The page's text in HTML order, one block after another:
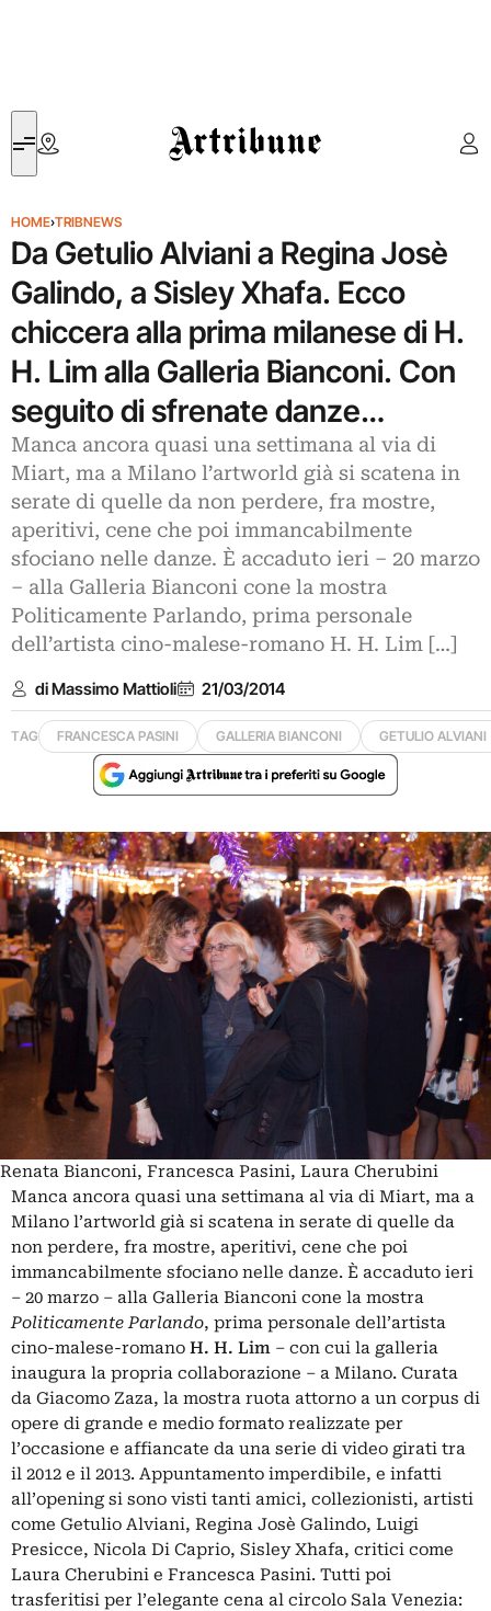
Artribune
HOME›TRIBNEWS
Da Getulio Alviani a Regina Josè
Galindo, a Sisley Xhafa. Ecco
chiccera alla prima milanese di H.
H. Lim alla Galleria Bianconi. Con
seguito di sfrenate danze…
Manca ancora quasi una settimana al via di
Miart, ma a Milano l’artworld già si scatena in
serate di quelle da non perdere, fra mostre,
aperitivi, cene che poi immancabilmente
sfociano nelle danze. È accaduto ieri – 20 marzo
– alla Galleria Bianconi cone la mostra
Politicamente Parlando, prima personale
dell’artista cino-malese-romano H. H. Lim […]
di Massimo Mattioli 21/03/2014
TAG FRANCESCA PASINI GALLERIA BIANCONI GETULIO ALVIANI
Renata Bianconi, Francesca Pasini, Laura Cherubini
Manca ancora quasi una settimana al via di Miart, ma a
Milano l’artworld già si scatena in serate di quelle da
non perdere, fra mostre, aperitivi, cene che poi
immancabilmente sfociano nelle danze. È accaduto ieri
– 20 marzo – alla Galleria Bianconi cone la mostra
Politicamente Parlando, prima personale dell’artista
cino-malese-romano H. H. Lim – con cui la galleria
inaugura la propria collaborazione – a Milano. Curata
da Giacomo Zaza, la mostra ruota attorno a un corpus di
opere di grande e medio formato realizzate per
l’occasione e affiancate da una serie di video girati tra
il 2012 e il 2013. Appuntamento imperdibile, e infatti
all’opening si sono visti tanti amici, collezionisti, artisti
come Getulio Alviani, Regina Josè Galindo, Luigi
Presicce, Nicola Di Caprio, Sisley Xhafa, critici come
Laura Cherubini e Francesca Pasini. Tutti poi
trasferitisi per l’elegante cena al circolo Sala Venezia: